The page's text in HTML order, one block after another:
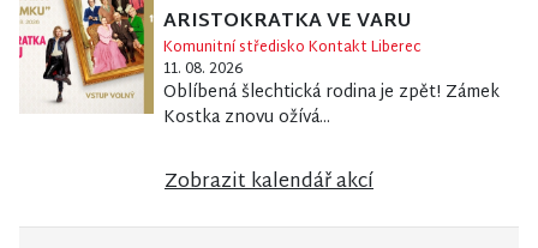
ARISTOKRATKA VE VARU
Komunitní středisko Kontakt Liberec
11. 08. 2026
Oblíbená šlechtická rodina je zpět! Zámek
Kostka znovu ožívá...
Zobrazit kalendář akcí